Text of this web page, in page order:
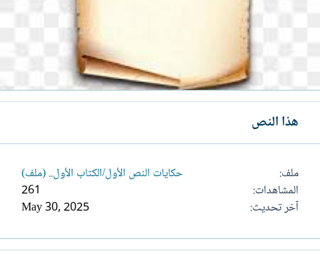
هذا النص
ملف
حكايات النص الأول/الكتاب الأول.. (ملف)
المشاهدات
261
آخر تحديث
May 30, 2025